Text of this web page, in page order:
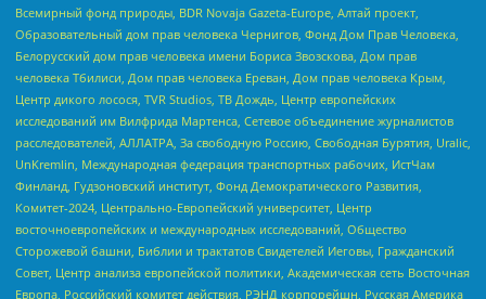
Всемирный фонд природы, BDR Novaja Gazeta-Europe, Алтай проект,
Образовательный дом прав человека Чернигов, Фонд Дом Прав Человека,
Белорусский дом прав человека имени Бориса Звозскова, Дом прав
человека Тбилиси, Дом прав человека Ереван, Дом прав человека Крым,
Центр дикого лосося, TVR Studios, ТВ Дождь, Центр европейских
исследований им Вилфрида Мартенса, Сетевое объединение журналистов
расследователей, АЛЛАТРА, За свободную Россию, Свободная Бурятия, Uralic,
UnKremlin, Международная федерация транспортных рабочих, ИстЧам
Финланд, Гудзоновский институт, Фонд Демократического Развития,
Комитет-2024, Центрально-Европейский университет, Центр
восточноевропейских и международных исследований, Общество
Сторожевой башни, Библии и трактатов Свидетелей Иеговы, Гражданский
Совет, Центр анализа европейской политики, Академическая сеть Восточная
Европа, Российский комитет действия, РЭНД корпорейшн, Русская Америка